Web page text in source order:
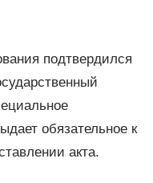
подтвердился
обязательное к
акта.